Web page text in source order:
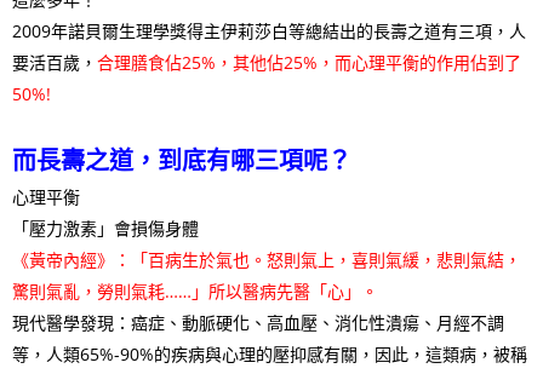
2009年諾貝爾生理學獎得主伊莉莎白等總結出的長壽之道有三項，人
要活百歲， 合理膳食佔25%，其他佔25%，而心理平衡的作用佔到了
50%!
而長壽之道，到底有哪三項呢？
心理平衡
「壓力激素」會損傷身體
《黃帝內經》：「百病生於氣也。怒則氣上，喜則氣緩，悲則氣結，
驚則氣亂，勞則氣耗……」所以醫病先醫「心」。
現代醫學發現：癌症、動脈硬化、高血壓、消化性潰瘍、月經不調
等，人類65%-90%的疾病與心理的壓抑感有關，因此，這類病，被稱